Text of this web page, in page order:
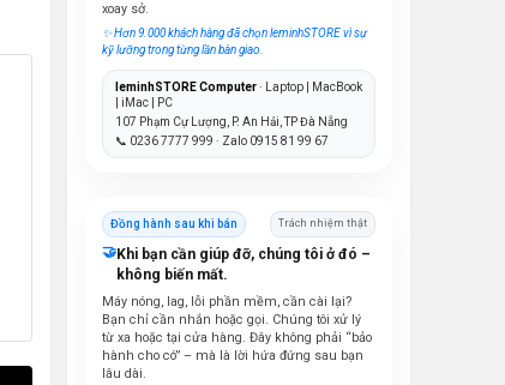
xoay sở.
✨ Hơn 9.000 khách hàng đã chọn leminhSTORE vì sự
kỹ lưỡng trong từng lần bàn giao.
leminhSTORE Computer· Laptop | MacBook
| iMac | PC
107 Phạm Cự Lượng, P. An Hải, TP Đà Nẵng
📞 0236 7777 999 · Zalo 0915 81 99 67
Đồng hành sau khi bán Trách nhiệm thật
🤝Khi bạn cần giúp đỡ, chúng tôi ở đó –
không biến mất.
Máy nóng, lag, lỗi phần mềm, cần cài lại?
Bạn chỉ cần nhắn hoặc gọi. Chúng tôi xử lý
từ xa hoặc tại cửa hàng. Đây không phải “bảo
hành cho có” – mà là lời hứa đứng sau bạn
lâu dài.